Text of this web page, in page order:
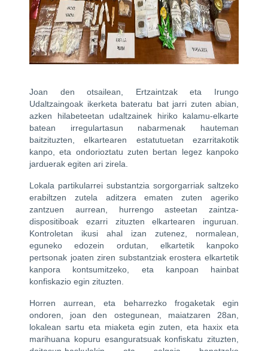
Joan den otsailean, Ertzaintzak eta Irungo
Udaltzaingoak ikerketa bateratu bat jarri zuten abian,
azken hilabeteetan udaltzainek hiriko kalamu-elkarte
batean irregulartasun nabarmenak hauteman
baitzituzten, elkartearen estatutuetan ezarritakotik
kanpo, eta ondorioztatu zuten bertan legez kanpoko
jarduerak egiten ari zirela.
Lokala partikularrei substantzia sorgorgarriak saltzeko
erabiltzen zutela aditzera ematen zuten ageriko
zantzuen aurrean, hurrengo asteetan zaintza-
dispositiboak ezarri zituzten elkartearen inguruan.
Kontroletan ikusi ahal izan zutenez, normalean,
eguneko edozein ordutan, elkartetik kanpoko
pertsonak joaten ziren substantziak erostera elkartetik
kanpora kontsumitzeko, eta kanpoan hainbat
konfiskazio egin zituzten.
Horren aurrean, eta beharrezko frogaketak egin
ondoren, joan den ostegunean, maiatzaren 28an,
lokalean sartu eta miaketa egin zuten, eta haxix eta
marihuana kopuru esanguratsuak konfiskatu zituzten,